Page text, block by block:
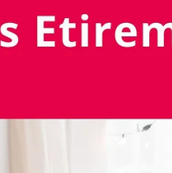
nos bronches en passant
larynx et la trachée. Il vient
basses côtes d'écartent pui